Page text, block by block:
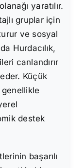
yaratılır.
gruplar için
ve sosyal
Hurdacılık,
canlandırır
Küçük
genellikle
destek
başarılı